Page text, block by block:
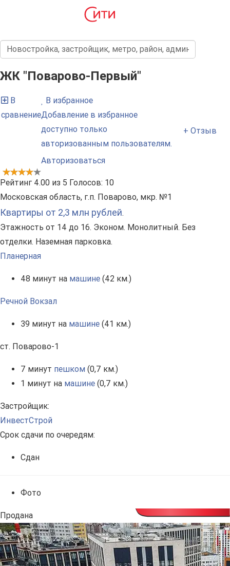
ЖК "Поварово-Первый"
В
сравнение
В избранное
Добавление в избранное
доступно только
авторизованным пользователям.
Авторизоваться
+ Отзыв
Рейтинг 4.00 из 5 Голосов: 10
Московская область, г.п. Поварово, мкр. №1
Квартиры от 2,3 млн рублей.
Этажность от 14 до 16. Эконом. Монолитный. Без
отделки. Наземная парковка.
Планерная
48 минут на машине (42 км.)
Речной Вокзал
39 минут на машине (41 км.)
ст. Поварово-1
7 минут пешком (0,7 км.)
1 минут на машине (0,7 км.)
Застройщик:
ИнвестСтрой
Срок сдачи по очередям:
Сдан
Фото
Продана